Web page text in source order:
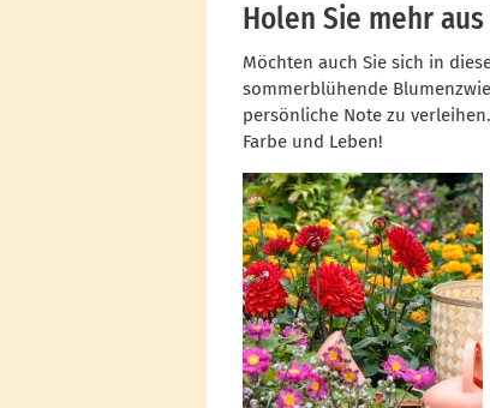
Holen Sie mehr
Möchten auch Sie sich in
sommerblühende
persönliche Note zu
Farbe und Leben!